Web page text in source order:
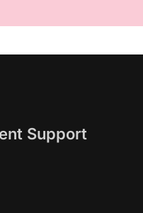
Support